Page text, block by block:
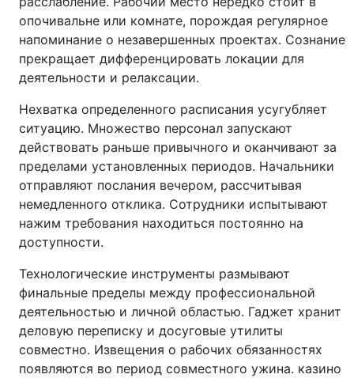
опочивальне или комнате, порождая регулярное
напоминание о незавершенных проектах. Сознание
прекращает дифференцировать локации для
деятельности и релаксации.
Нехватка определенного расписания усугубляет
ситуацию. Множество персонал запускают
действовать раньше привычного и оканчивают за
пределами установленных периодов. Начальники
отправляют послания вечером, рассчитывая
немедленного отклика. Сотрудники испытывают
нажим требования находиться постоянно на
доступности.
Технологические инструменты размывают
финальные пределы между профессиональной
деятельностью и личной областью. Гаджет хранит
деловую переписку и досуговые утилиты
совместно. Извещения о рабочих обязанностях
появляются во период совместного ужина. казино